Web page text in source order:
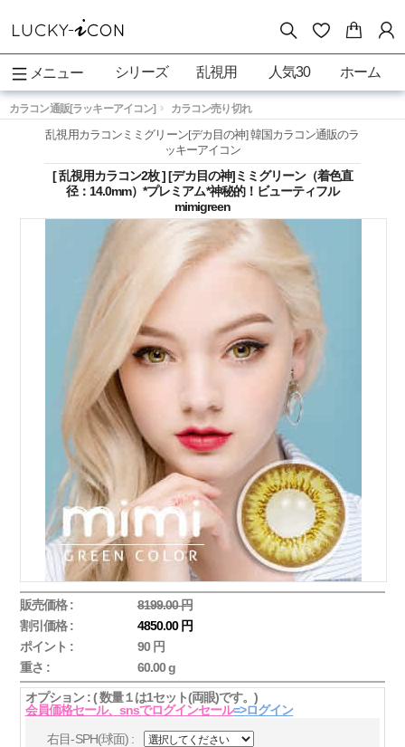
メニュー シリーズ 乱視用 人気30 ホーム
カラコン通販[ラッキーアイコン] カラコン売り切れ
乱視用カラコンミミグリーン[デカ目の神] 韓国カラコン通販のラ
ッキーアイコン
[ 乱視用カラコン2枚 ] [デカ目の神]ミミグリーン（着色直
径：14.0mm）*プレミアム*神秘的！ビューティフル
mimigreen
販売価格 :
8199.00 円
割引価格 :
4850.00 円
ポイント :
90 円
重さ :
60.00 g
オプション : ( 数量１は1セット(両眼)です。)
会員価格セール、snsでログインセール=>ログイン
右目-SPH(球面) :